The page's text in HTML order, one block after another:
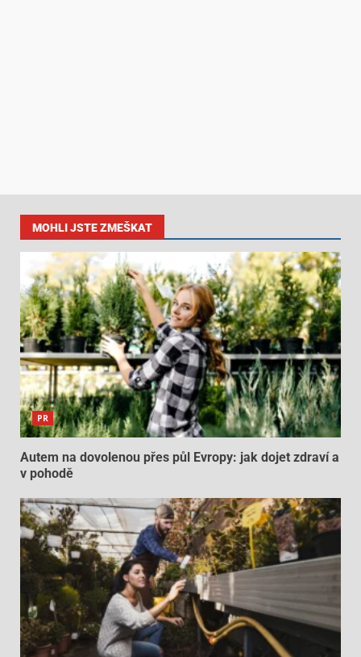
MOHLI JSTE ZMEŠKAT
PR
Autem na dovolenou přes půl Evropy: jak dojet zdraví a
v pohodě